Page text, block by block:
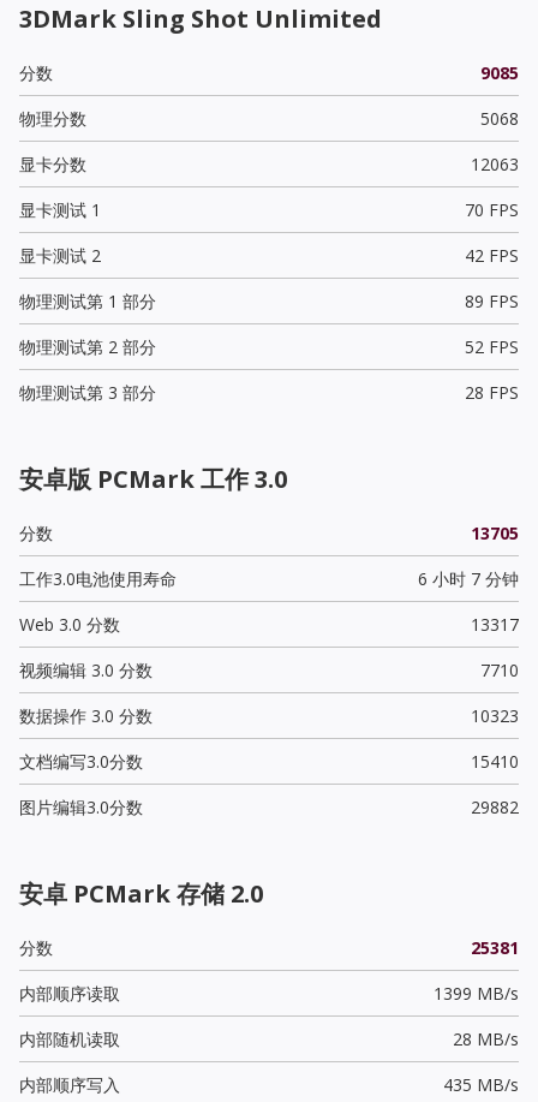
3DMark Sling Shot Unlimited
分数
9085
物理分数
5068
显卡分数
12063
显卡测试 1
70 FPS
显卡测试 2
42 FPS
物理测试第 1 部分
89 FPS
物理测试第 2 部分
52 FPS
物理测试第 3 部分
28 FPS
安卓版 PCMark 工作 3.0
分数
13705
工作3.0电池使用寿命
6 小时 7 分钟
Web 3.0 分数
13317
视频编辑 3.0 分数
7710
数据操作 3.0 分数
10323
文档编写3.0分数
15410
图片编辑3.0分数
29882
安卓 PCMark 存储 2.0
分数
25381
内部顺序读取
1399 MB/s
内部随机读取
28 MB/s
内部顺序写入
435 MB/s